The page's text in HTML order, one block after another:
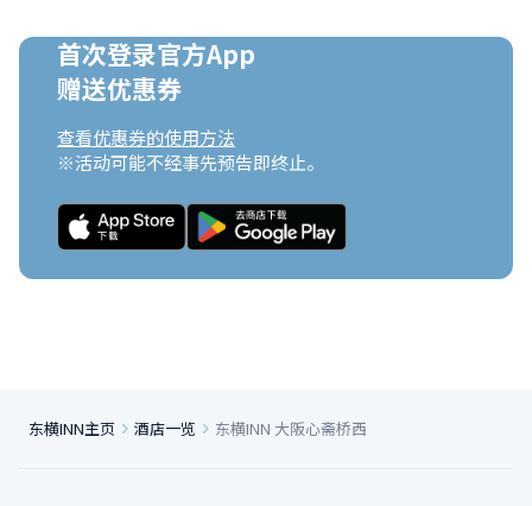
首次登录官方App
赠送优惠券
查看优惠券的使用方法
※活动可能不经事先预告即终止。
东横INN主页 酒店一览 东横INN 大阪心斋桥西